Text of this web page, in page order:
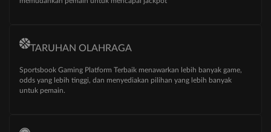
TARUHAN OLAHRAGA
Sportsbook Gaming Platform Terbaik menawarkan lebih banyak game,
odds yang lebih tinggi, dan menyediakan pilihan yang lebih banyak
untuk pemain.